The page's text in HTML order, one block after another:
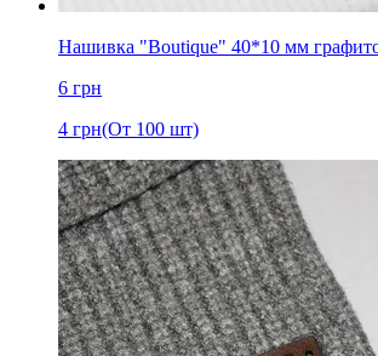
Нашивка "Boutique" 40*10 мм
6 грн
4 грн(От 100 шт)